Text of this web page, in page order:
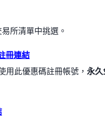
所清單中挑選。
冊連結
用此優惠碼註冊帳號， 永久